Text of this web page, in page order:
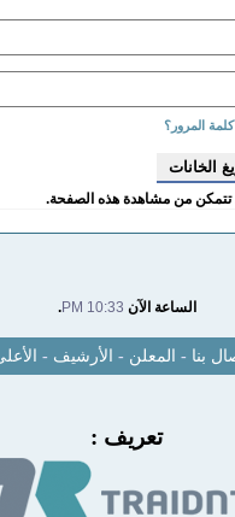
المرور؟
من مشاهدة هذه الصفحة.
الساعة الآن10:33 PM
.
بنا-المعلن-الأرشيف -الأعلى
تعريف :